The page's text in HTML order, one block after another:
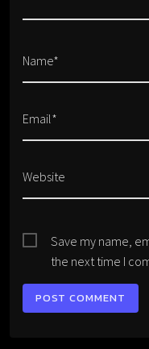
Name*
Email*
Website
Save my name,
the next time I